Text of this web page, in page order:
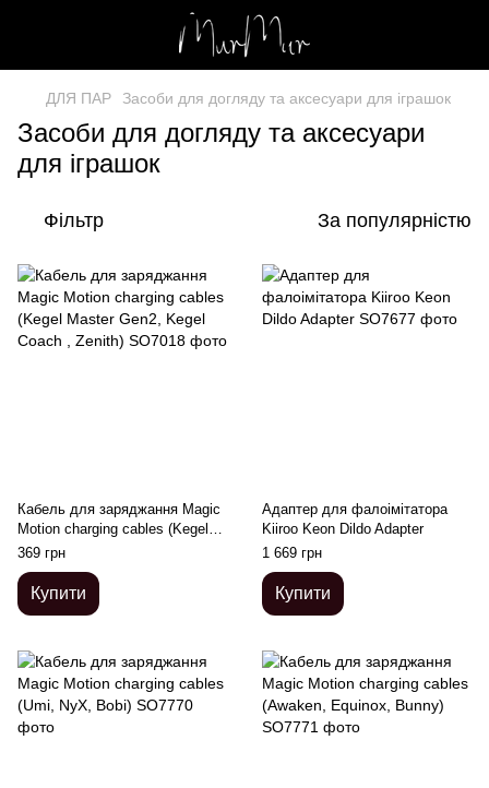
ДЛЯ ПАР Засоби для догляду та аксесуари для іграшок
Засоби для догляду та аксесуари
для іграшок
Фільтр За популярністю
Кабель для заряджання Magic
Motion charging cables (Kegel
Master Gen2, Kegel Coach ,
Zenith)
369 грн
Купити
Адаптер для фалоімітатора
Kiiroo Keon Dildo Adapter
1 669 грн
Купити